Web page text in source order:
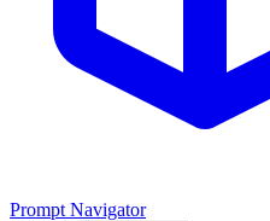
Prompt Navigator